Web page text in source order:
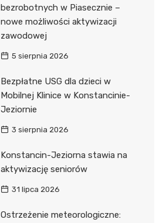
bezrobotnych w Piasecznie –
nowe możliwości aktywizacji
zawodowej
5 sierpnia 2026
Bezpłatne USG dla dzieci w
Mobilnej Klinice w Konstancinie-
Jeziornie
3 sierpnia 2026
Konstancin-Jeziorna stawia na
aktywizację seniorów
31 lipca 2026
Ostrzeżenie meteorologiczne: